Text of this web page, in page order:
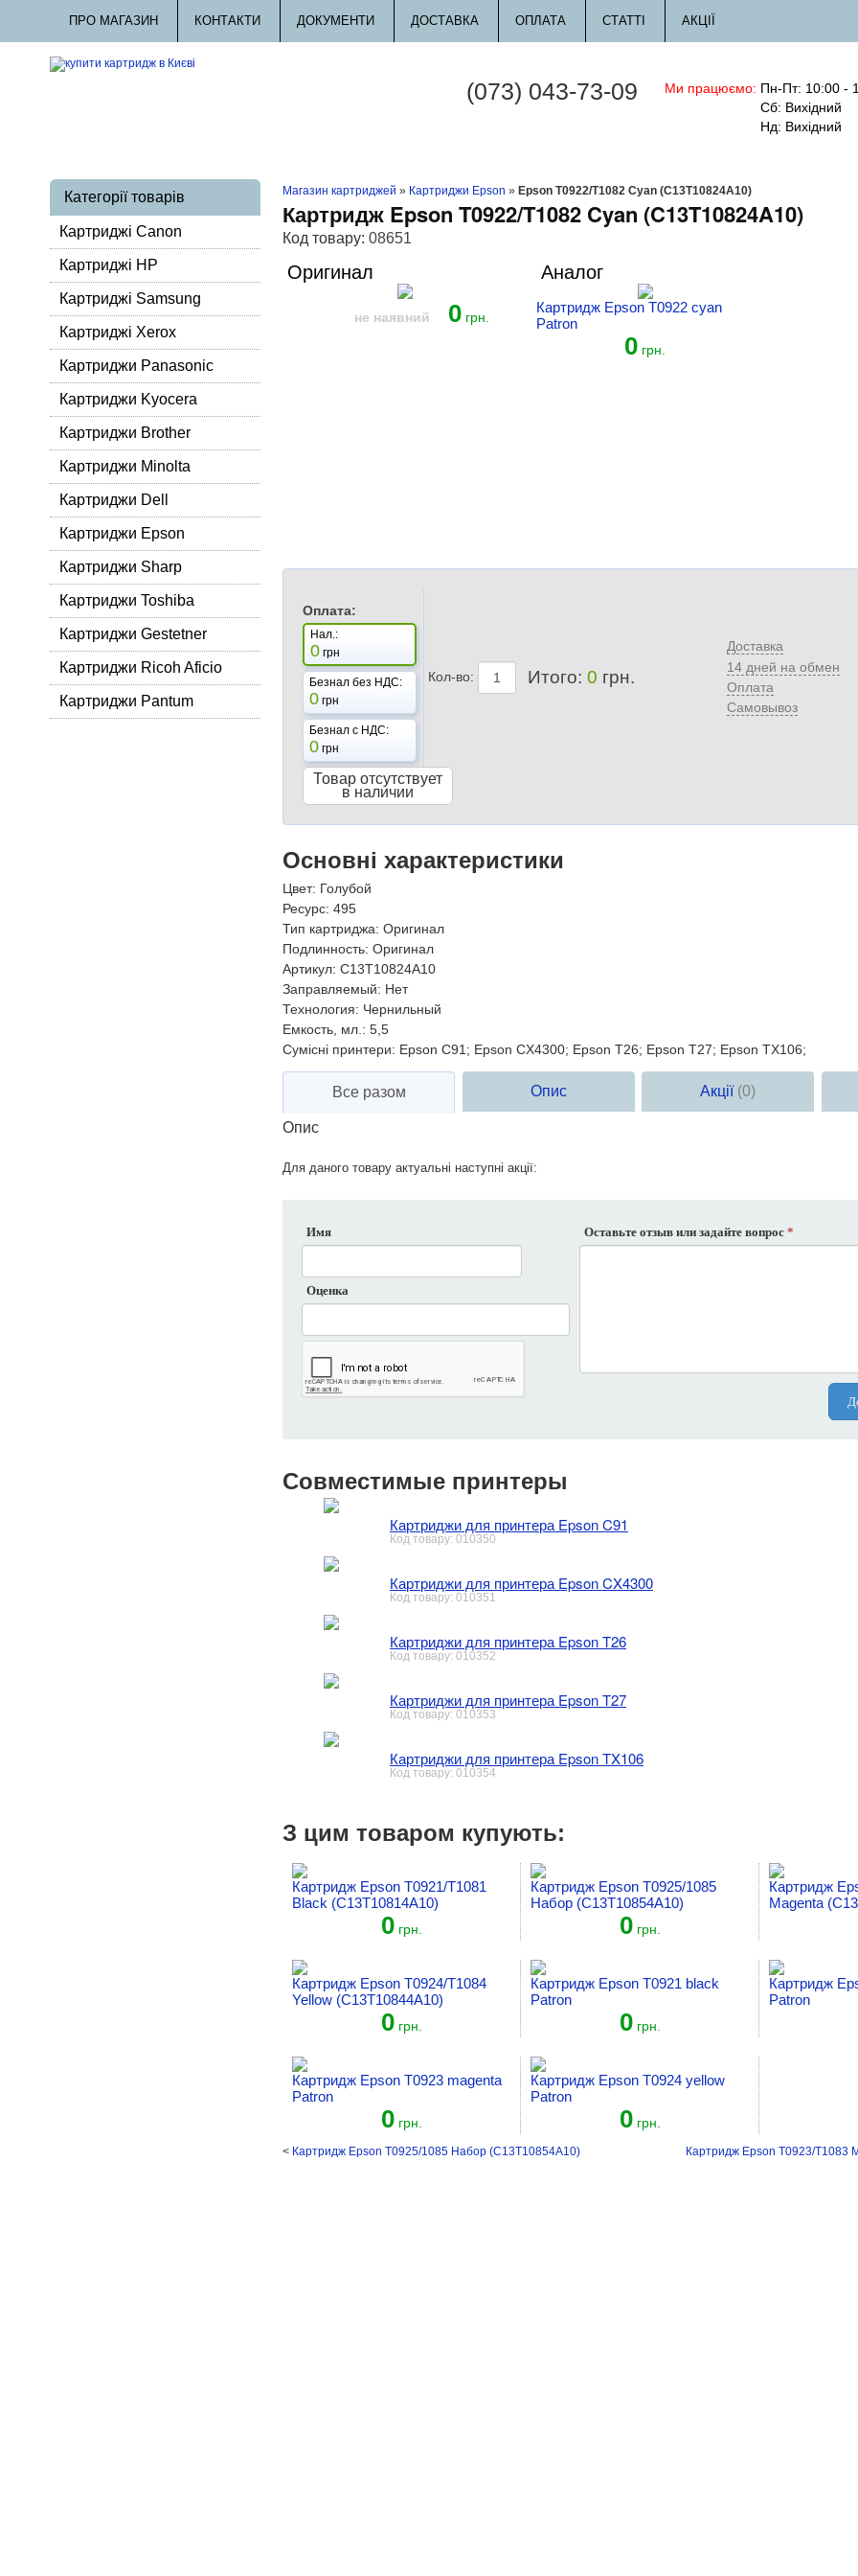
ПРО МАГАЗИН КОНТАКТИ ДОКУМЕНТИ ДОСТАВКА ОПЛАТА СТАТТІ АКЦІЇ
(073) 043-73-09 Ми працюємо: Пн-Пт: 10:00 -
Сб: Вихідний
Нд: Вихідний
Категорії товарів
Картриджі Canon
Картриджі HP
Картриджі Samsung
Картриджі Xerox
Картриджи Panasonic
Картриджи Kyocera
Картриджи Brother
Картриджи Minolta
Картриджи Dell
Картриджи Epson
Картриджи Sharp
Картриджи Toshiba
Картриджи Gestetner
Картриджи Ricoh Aficio
Картриджи Pantum
Магазин картриджей » Картриджи Epson » Epson T0922/T1082 Cyan (C13T10824A10)
Картридж Epson T0922/T1082 Cyan (C13T10824A10)
Код товару: 08651
Оригинал
не наявний 0грн.
Аналог
Картридж Epson T0922 cyan
Patron
0 грн.
Оплата:
Нал.:
0 грн
Безнал без НДС:
0 грн
Безнал с НДС:
0 грн
Кол-во: Итого: 0 грн.
Доставка
14 дней на обмен
Оплата
Самовывоз
Товар отсутствует
в наличии
Основні характеристики
Цвет: Голубой
Ресурс: 495
Тип картриджа: Оригинал
Подлинность: Оригинал
Артикул: C13T10824A10
Заправляемый: Нет
Технология: Чернильный
Емкость, мл.: 5,5
Сумісні принтери: Epson C91; Epson CX4300; Epson T26; Epson T27; Epson TX106;
Все разом Опис Акції (0)
Опис
Для даного товару актуальні наступні акції:
Имя
Оценка
Оставьте отзыв или задайте вопрос *
Совместимые принтеры
Картриджи для принтера Epson C91
Код товару: 010350
Картриджи для принтера Epson CX4300
Код товару: 010351
Картриджи для принтера Epson T26
Код товару: 010352
Картриджи для принтера Epson T27
Код товару: 010353
Картриджи для принтера Epson TX106
Код товару: 010354
З цим товаром купують:
Картридж Epson T0921/T1081
Black (C13T10814A10)
0грн.
Картридж Epson T0925/1085
Набор (C13T10854A10)
0грн.
Картридж
Magenta
Картридж Epson T0924/T1084
Yellow (C13T10844A10)
0грн.
Картридж Epson T0921 black
Patron
0грн.
Картридж
Patron
Картридж Epson T0923 magenta
Patron
0грн.
Картридж Epson T0924 yellow
Patron
0грн.
< Картридж Epson T0925/1085 Набор (C13T10854A10) Картридж Epson T0923/T1083